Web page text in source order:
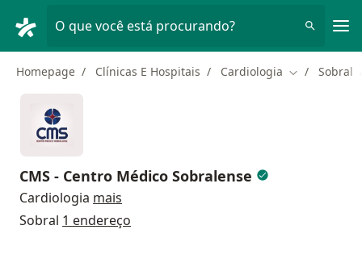
O que você está procurando?
Homepage Clínicas E Hospitais Cardiologia Mudar de
Sobral
CMS - Centro Médico Sobralense
Cardiologia mais
Sobral 1 endereço